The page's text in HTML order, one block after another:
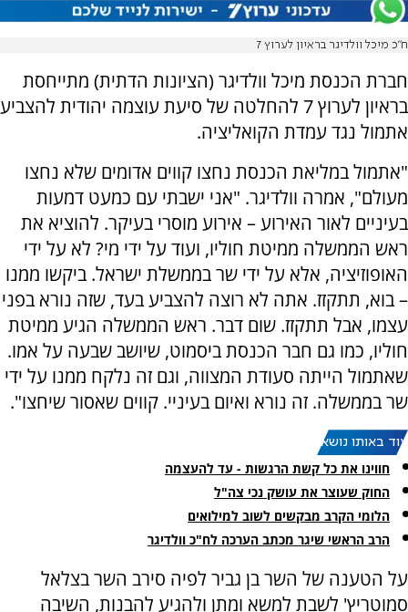
ח"כ מיכל וולדיגר בראיון לערוץ 7
חברת הכנסת מיכל וולדיגר (הציונות הדתית) מתייחסת
בראיון לערוץ 7 להחלטה של סיעת עוצמה יהודית להצביע
אתמול נגד עמדת הקואליציה.
"אתמול במליאת הכנסת נחצו קווים אדומים שלא נחצו
מעולם", אמרה וולדיגר. "אני ישבתי עם כמעט דמעות
בעיניים לאור האירוע – אירוע מוסרי בעיקר. להוציא את
ראש הממשלה ממיטת חוליו, ועוד על ידי מי? לא על ידי
האופוזיציה, אלא על ידי שר בממשלת ישראל. ביקשו ממנו
– בוא, תתקזז. אתה לא רוצה להצביע בעד, שזה נורא בפני
עצמו, אבל תתקזז. שום דבר. ראש הממשלה הגיע ממיטת
חוליו, כמו גם חבר הכנסת ביסמוט, שיושב שבעה על אמו.
שאתמול הייתה סעודת המצווה, וגם זה נלקח ממנו על ידי
שר בממשלה. זה נורא ואיום בעיניי. קווים שאסור שיחצו".
עוד באותו נושא:
חווינו את כל קשת הרגשות - עד להעצמה
החוק שעוצר את עושק נכי צה"ל
הלומי הקרב מבקשים לשוב למילואים
הרב הראשי שיגר מכתב הערכה לח"כ וולדיגר
על הטענה של השר בן גביר לפיה סירב השר בצלאל
סמוטריץ' לשבת למשא ומתן ולהגיע להבנות, השיבה